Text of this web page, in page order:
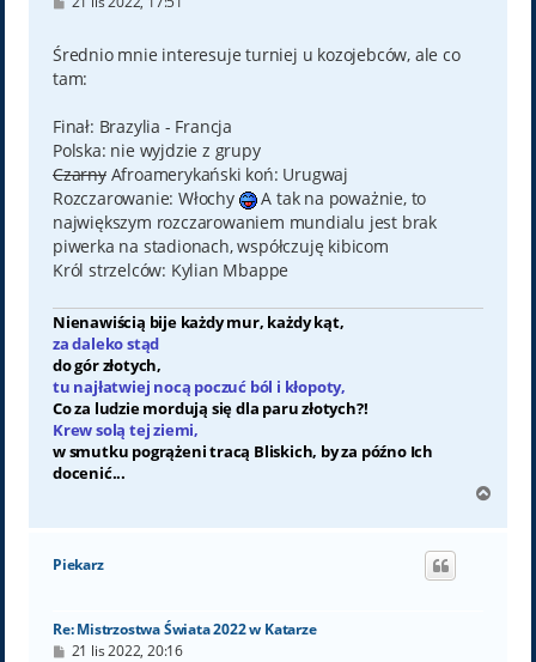
t
Średnio mnie interesuje turniej u kozojebców, ale co
tam:
Finał: Brazylia - Francja
Polska: nie wyjdzie z grupy
CzarnyAfroamerykański koń: Urugwaj
Rozczarowanie: Włochy
A tak na poważnie, to
największym rozczarowaniem mundialu jest brak
piwerka na stadionach, współczuję kibicom
Król strzelców: Kylian Mbappe
Nienawiścią bije każdy mur, każdy kąt,
za daleko stąd
do gór złotych,
tu najłatwiej nocą poczuć ból i kłopoty,
Co za ludzie mordują się dla paru złotych?!
Krew solą tej ziemi,
w smutku pogrążeni tracą Bliskich, by za późno Ich
docenić...
g
Piekarz
Re: Mistrzostwa Świata 2022 w Katarze
P21 lis 2022, 20:16